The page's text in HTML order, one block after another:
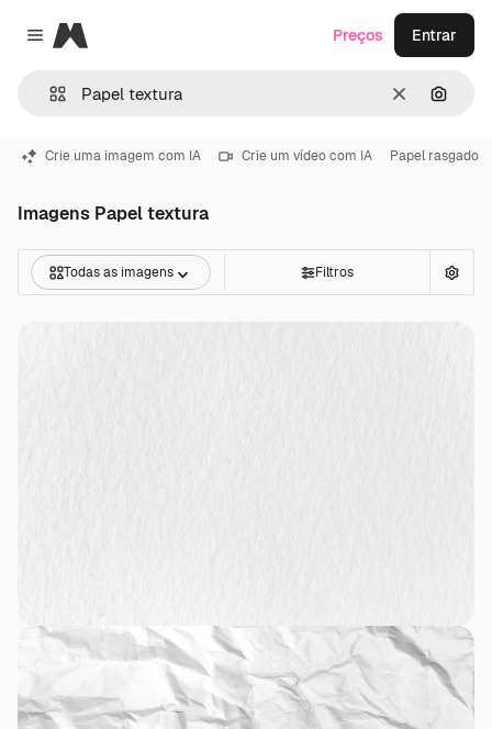
Close menu
Magnific
Limpar
Preços Entrar
Crie uma imagem com IA Crie um vídeo com IA Papel rasgado
Imagens Papel textura
Todas as imagens Filtros